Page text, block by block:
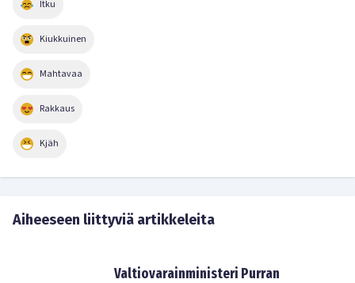
Itku
Kiukkuinen
Mahtavaa
Rakkaus
Kjäh
Aiheeseen liittyviä artikkeleita
Valtiovarainministeri Purran